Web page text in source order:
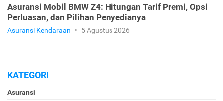
Asuransi Mobil BMW Z4: Hitungan Tarif Premi, Opsi
Perluasan, dan Pilihan Penyedianya
Asuransi Kendaraan • 5 Agustus 2026
KATEGORI
Asuransi